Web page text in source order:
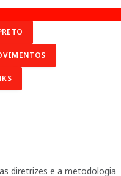
diretrizes e a metodologia